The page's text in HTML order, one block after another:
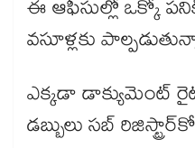
ఈ ఆఫీసుల్లో ఒక్కో
వసూళ్లకు
ఎక్కడా డాక్యుమెంట్
డబ్బులు సబ్